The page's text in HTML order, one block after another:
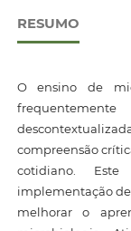
RESUMO
O ensino de
compreensão
cotidiano.
implementação
melhorar o